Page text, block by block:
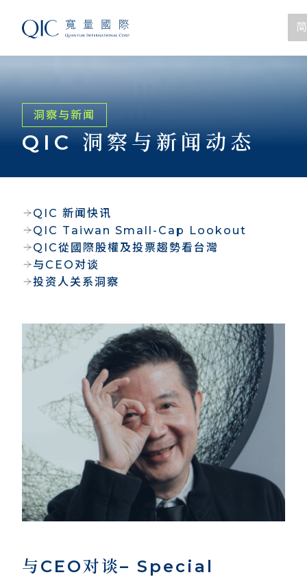
简
洞察与新闻
QIC 洞察与新闻动态
QIC 新闻快讯
QIC Taiwan Small-Cap Lookout
QIC從國際股權及投票趨勢看台灣
与CEO对谈
投资人关系洞察
与CEO对谈– Special